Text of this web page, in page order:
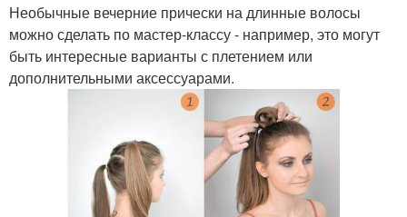
Необычные вечерние прически на длинные волосы
можно сделать по мастер-классу - например, это могут
быть интересные варианты с плетением или
дополнительными аксессуарами.